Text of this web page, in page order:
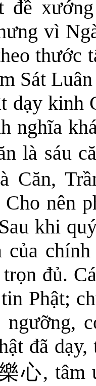
đề
vì
thước
Sát Luân
dạy kinh
nghĩa
là sáu
Căn,
nên
khi
của
đủ.
Phật;
đã
心, tâm